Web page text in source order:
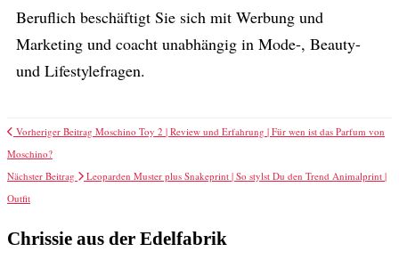
Beruflich beschäftigt Sie sich mit Werbung und
Marketing und coacht unabhängig in Mode-, Beauty-
und Lifestylefragen.
Vorheriger Beitrag Moschino Toy 2 | Review und Erfahrung | Für wen ist das Parfum von
Moschino?
Nächster Beitrag
Leoparden Muster plus Snakeprint | So stylst Du den Trend Animalprint |
Outfit
Chrissie aus der Edelfabrik